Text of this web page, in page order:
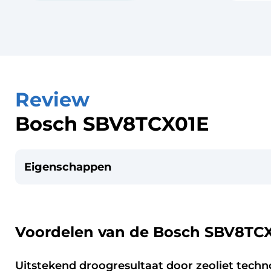
Review
Bosch SBV8TCX01E
Eigenschappen
Voordelen van de Bosch
Uitstekend droogresultaat door zeoliet